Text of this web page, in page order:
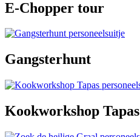
E-Chopper tour
Gangsterhunt
Kookworkshop Tapas